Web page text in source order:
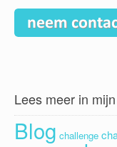
Lees meer in
Blog challenge